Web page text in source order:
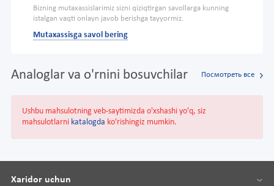
Bizning mutaxassislarimiz sizni qiziqtirgan savollarga kunning
istalgan vaqti onlayn javob berishga tayyormiz.
Mutaxassisga savol bering
Analoglar va o'rnini bosuvchilar Посмотреть все
Ushbu mahsulotning veb-saytimizda o'xshashi yo'q, siz
mahsulotlarni katalogda ko'rishingiz mumkin.
Xaridor uchun